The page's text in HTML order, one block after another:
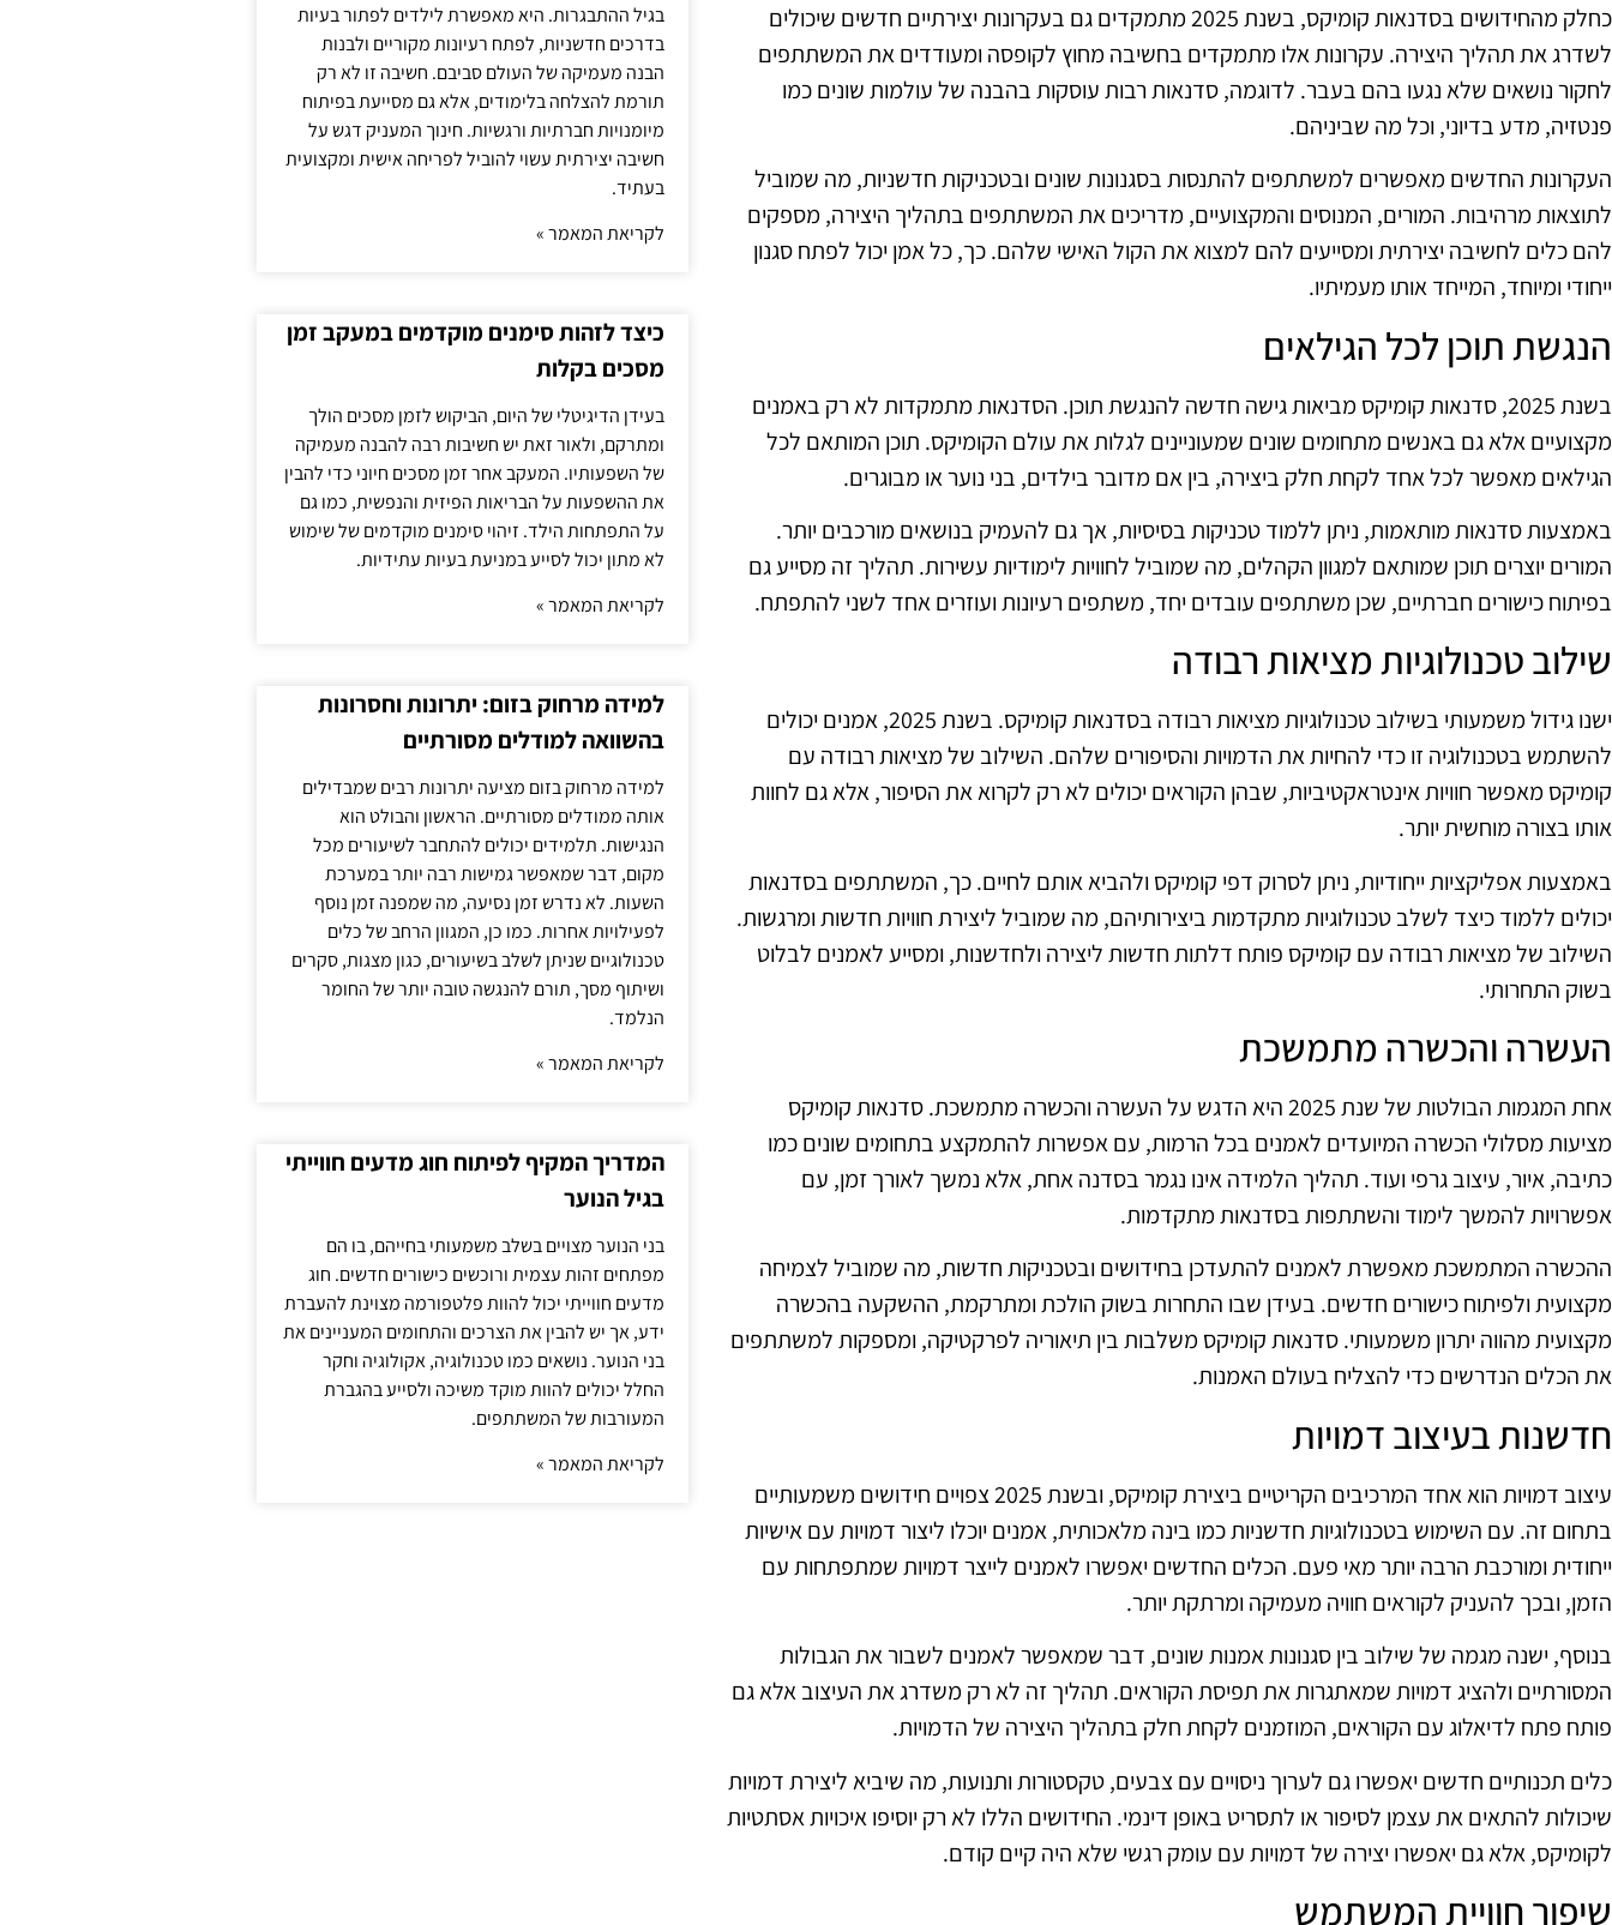
כחלק מהחידושים בסדנאות קומיקס, בשנת 2025 מתמקדים גם בעקרונות יצירתיים חדשים שיכולים
לשדרג את תהליך היצירה. עקרונות אלו מתמקדים בחשיבה מחוץ לקופסה ומעודדים את המשתתפים
לחקור נושאים שלא נגעו בהם בעבר. לדוגמה, סדנאות רבות עוסקות בהבנה של עולמות שונים כמו
פנטזיה, מדע בדיוני, וכל מה שביניהם.
העקרונות החדשים מאפשרים למשתתפים להתנסות בסגנונות שונים ובטכניקות חדשניות, מה שמוביל
לתוצאות מרהיבות. המורים, המנוסים והמקצועיים, מדריכים את המשתתפים בתהליך היצירה, מספקים
להם כלים לחשיבה יצירתית ומסייעים להם למצוא את הקול האישי שלהם. כך, כל אמן יכול לפתח סגנון
ייחודי ומיוחד, המייחד אותו מעמיתיו.
הנגשת תוכן לכל הגילאים
בשנת 2025, סדנאות קומיקס מביאות גישה חדשה להנגשת תוכן. הסדנאות מתמקדות לא רק באמנים
מקצועיים אלא גם באנשים מתחומים שונים שמעוניינים לגלות את עולם הקומיקס. תוכן המותאם לכל
הגילאים מאפשר לכל אחד לקחת חלק ביצירה, בין אם מדובר בילדים, בני נוער או מבוגרים.
באמצעות סדנאות מותאמות, ניתן ללמוד טכניקות בסיסיות, אך גם להעמיק בנושאים מורכבים יותר.
המורים יוצרים תוכן שמותאם למגוון הקהלים, מה שמוביל לחוויות לימודיות עשירות. תהליך זה מסייע גם
בפיתוח כישורים חברתיים, שכן משתתפים עובדים יחד, משתפים רעיונות ועוזרים אחד לשני להתפתח.
שילוב טכנולוגיות מציאות רבודה
ישנו גידול משמעותי בשילוב טכנולוגיות מציאות רבודה בסדנאות קומיקס. בשנת 2025, אמנים יכולים
להשתמש בטכנולוגיה זו כדי להחיות את הדמויות והסיפורים שלהם. השילוב של מציאות רבודה עם
קומיקס מאפשר חוויות אינטראקטיביות, שבהן הקוראים יכולים לא רק לקרוא את הסיפור, אלא גם לחוות
אותו בצורה מוחשית יותר.
באמצעות אפליקציות ייחודיות, ניתן לסרוק דפי קומיקס ולהביא אותם לחיים. כך, המשתתפים בסדנאות
יכולים ללמוד כיצד לשלב טכנולוגיות מתקדמות ביצירותיהם, מה שמוביל ליצירת חוויות חדשות ומרגשות.
השילוב של מציאות רבודה עם קומיקס פותח דלתות חדשות ליצירה ולחדשנות, ומסייע לאמנים לבלוט
בשוק התחרותי.
העשרה והכשרה מתמשכת
אחת המגמות הבולטות של שנת 2025 היא הדגש על העשרה והכשרה מתמשכת. סדנאות קומיקס
מציעות מסלולי הכשרה המיועדים לאמנים בכל הרמות, עם אפשרות להתמקצע בתחומים שונים כמו
כתיבה, איור, עיצוב גרפי ועוד. תהליך הלמידה אינו נגמר בסדנה אחת, אלא נמשך לאורך זמן, עם
אפשרויות להמשך לימוד והשתתפות בסדנאות מתקדמות.
ההכשרה המתמשכת מאפשרת לאמנים להתעדכן בחידושים ובטכניקות חדשות, מה שמוביל לצמיחה
מקצועית ולפיתוח כישורים חדשים. בעידן שבו התחרות בשוק הולכת ומתרקמת, ההשקעה בהכשרה
מקצועית מהווה יתרון משמעותי. סדנאות קומיקס משלבות בין תיאוריה לפרקטיקה, ומספקות למשתתפים
את הכלים הנדרשים כדי להצליח בעולם האמנות.
חדשנות בעיצוב דמויות
עיצוב דמויות הוא אחד המרכיבים הקריטיים ביצירת קומיקס, ובשנת 2025 צפויים חידושים משמעותיים
בתחום זה. עם השימוש בטכנולוגיות חדשניות כמו בינה מלאכותית, אמנים יוכלו ליצור דמויות עם אישיות
ייחודית ומורכבת הרבה יותר מאי פעם. הכלים החדשים יאפשרו לאמנים לייצר דמויות שמתפתחות עם
הזמן, ובכך להעניק לקוראים חוויה מעמיקה ומרתקת יותר.
בנוסף, ישנה מגמה של שילוב בין סגנונות אמנות שונים, דבר שמאפשר לאמנים לשבור את הגבולות
המסורתיים ולהציג דמויות שמאתגרות את תפיסת הקוראים. תהליך זה לא רק משדרג את העיצוב אלא גם
פותח פתח לדיאלוג עם הקוראים, המוזמנים לקחת חלק בתהליך היצירה של הדמויות.
כלים תכנותיים חדשים יאפשרו גם לערוך ניסויים עם צבעים, טקסטורות ותנועות, מה שיביא ליצירת דמויות
שיכולות להתאים את עצמן לסיפור או לתסריט באופן דינמי. החידושים הללו לא רק יוסיפו איכויות אסתטיות
לקומיקס, אלא גם יאפשרו יצירה של דמויות עם עומק רגשי שלא היה קיים קודם.
שיפור חוויית המשתמש
בגיל ההתבגרות. היא מאפשרת לילדים לפתור בעיות
בדרכים חדשניות, לפתח רעיונות מקוריים ולבנות
הבנה מעמיקה של העולם סביבם. חשיבה זו לא רק
תורמת להצלחה בלימודים, אלא גם מסייעת בפיתוח
מיומנויות חברתיות ורגשיות. חינוך המעניק דגש על
חשיבה יצירתית עשוי להוביל לפריחה אישית ומקצועית
בעתיד.
לקריאת המאמר »
כיצד לזהות סימנים מוקדמים במעקב זמן
מסכים בקלות
בעידן הדיגיטלי של היום, הביקוש לזמן מסכים הולך
ומתרקם, ולאור זאת יש חשיבות רבה להבנה מעמיקה
של השפעותיו. המעקב אחר זמן מסכים חיוני כדי להבין
את ההשפעות על הבריאות הפיזית והנפשית, כמו גם
על התפתחות הילד. זיהוי סימנים מוקדמים של שימוש
לא מתון יכול לסייע במניעת בעיות עתידיות.
לקריאת המאמר »
למידה מרחוק בזום: יתרונות וחסרונות
בהשוואה למודלים מסורתיים
למידה מרחוק בזום מציעה יתרונות רבים שמבדילים
אותה ממודלים מסורתיים. הראשון והבולט הוא
הנגישות. תלמידים יכולים להתחבר לשיעורים מכל
מקום, דבר שמאפשר גמישות רבה יותר במערכת
השעות. לא נדרש זמן נסיעה, מה שמפנה זמן נוסף
לפעילויות אחרות. כמו כן, המגוון הרחב של כלים
טכנולוגיים שניתן לשלב בשיעורים, כגון מצגות, סקרים
ושיתוף מסך, תורם להנגשה טובה יותר של החומר
הנלמד.
לקריאת המאמר »
המדריך המקיף לפיתוח חוג מדעים חווייתי
בגיל הנוער
בני הנוער מצויים בשלב משמעותי בחייהם, בו הם
מפתחים זהות עצמית ורוכשים כישורים חדשים. חוג
מדעים חווייתי יכול להוות פלטפורמה מצוינת להעברת
ידע, אך יש להבין את הצרכים והתחומים המעניינים את
בני הנוער. נושאים כמו טכנולוגיה, אקולוגיה וחקר
החלל יכולים להוות מוקד משיכה ולסייע בהגברת
המעורבות של המשתתפים.
לקריאת המאמר »